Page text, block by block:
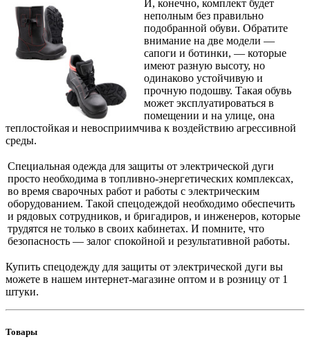
И, конечно, комплект будет
неполным без правильно
подобранной обуви. Обратите
внимание на две модели —
сапоги и ботинки, — которые
имеют разную высоту, но
одинаково устойчивую и
прочную подошву. Такая обувь
может эксплуатироваться в
помещении и на улице, она
теплостойкая и невосприимчива к воздействию агрессивной
среды.
Специальная одежда для защиты от электрической дуги
просто необходима в топливно-энергетических комплексах,
во время сварочных работ и работы с электрическим
оборудованием. Такой спецодеждой необходимо обеспечить
и рядовых сотрудников, и бригадиров, и инженеров, которые
трудятся не только в своих кабинетах. И помните, что
безопасность — залог спокойной и результативной работы.
Купить спецодежду для защиты от электрической дуги вы
можете в нашем интернет-магазине оптом и в розницу от 1
штуки.
Товары